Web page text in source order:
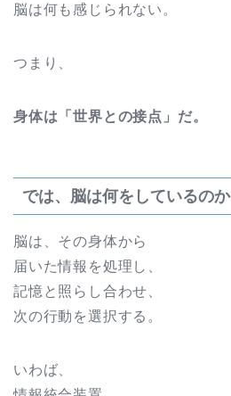
脳は何も感じられない。
つまり、
身体は「世界との接点」だ。
では、脳は何をしているのか
脳は、その身体から
届いた情報を処理し、
記憶と照らし合わせ、
次の行動を選択する。
いわば、